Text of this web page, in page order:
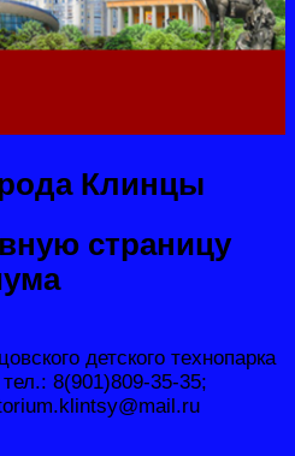
Клинцы
страницу
детского технопарка
8(901)809-35-35;